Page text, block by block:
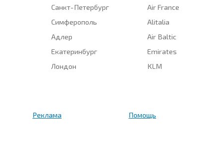
Санкт-Петербург
Симферополь
Адлер
Екатеринбург
Лондон
Air France
Alitalia
Air Baltic
Emirates
KLM
Реклама Помощь